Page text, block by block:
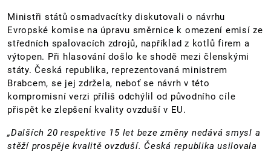
Ministři států osmadvacítky diskutovali o návrhu
Evropské komise na úpravu směrnice k omezení emisí ze
středních spalovacích zdrojů, například z kotlů firem a
výtopen. Při hlasování došlo ke shodě mezi členskými
státy. Česká republika, reprezentovaná ministrem
Brabcem, se jej zdržela, neboť se návrh v této
kompromisní verzi příliš odchýlil od původního cíle
přispět ke zlepšení kvality ovzduší v EU.
„Dalších 20 respektive 15 let beze změny nedává smysl a
stěží prospěje kvalitě ovzduší. Česká republika usilovala